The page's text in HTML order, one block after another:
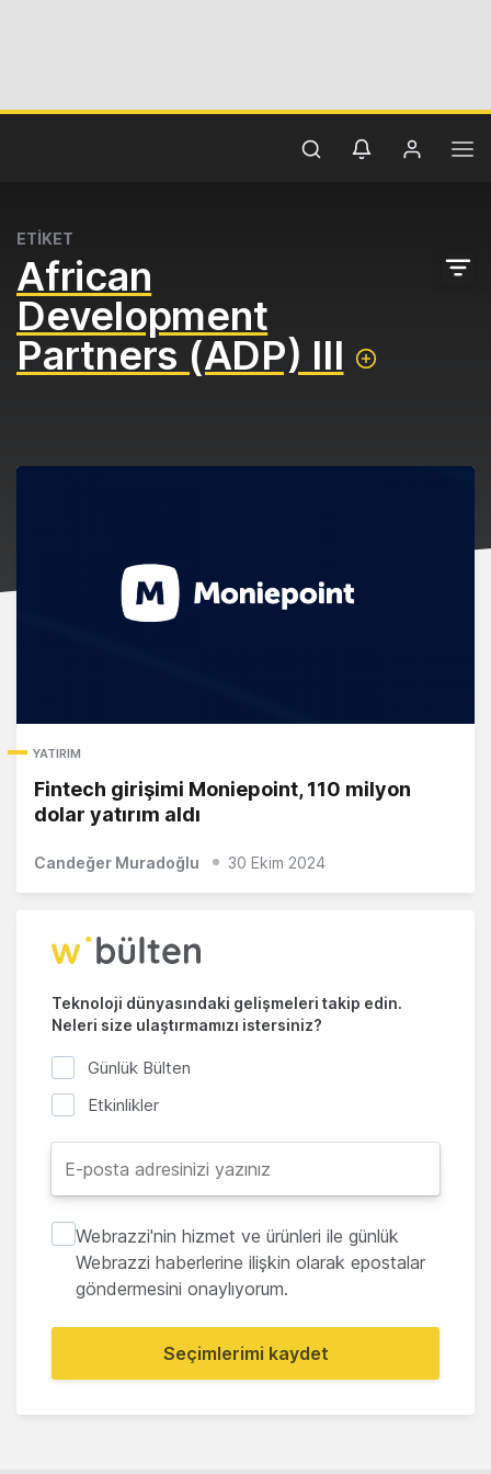
ETİKET
African
Development
Partners (ADP) III
YATIRIM
Fintech girişimi Moniepoint, 110 milyon
dolar yatırım aldı
Candeğer Muradoğlu 30 Ekim 2024
Teknoloji dünyasındaki gelişmeleri takip edin.
Neleri size ulaştırmamızı istersiniz?
Günlük Bülten
Etkinlikler
Webrazzi'nin hizmet ve ürünleri ile günlük
Webrazzi haberlerine ilişkin olarak epostalar
göndermesini onaylıyorum.
Seçimlerimi kaydet